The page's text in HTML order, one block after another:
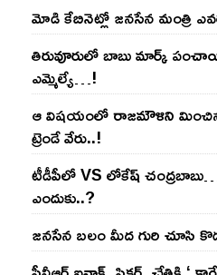
మోడి కేబినెట్లో జ‌నసేన మంత్రి
తిరువూరులో బాబు మార్క్
ఎమ్మెల్యే…!
ఆ విష‌యంలో రాజ‌మౌళిని మించిన
ట్రెండే వేరు..!
టీడీపీలో VS లోకేష్
ఎందుకు..?
జ‌న‌సేన బ‌లం మీద గురి చూసి